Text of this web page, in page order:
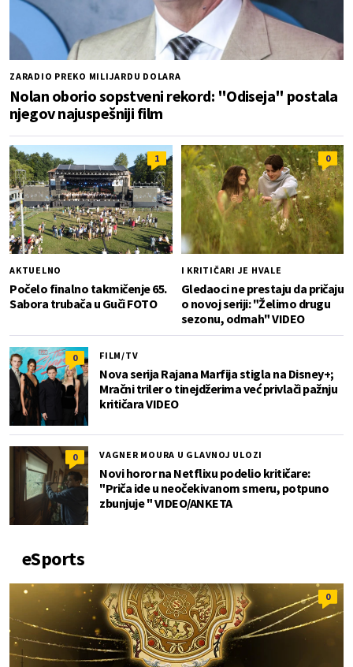
ZARADIO PREKO MILIJARDU DOLARA
Nolan oborio sopstveni rekord: "Odiseja" postala
njegov najuspešniji film
1
AKTUELNO
Počelo finalno takmičenje 65.
Sabora trubača u Guči FOTO
0
I KRITIČARI JE HVALE
Gledaoci ne prestaju da pričaju
o novoj seriji: "Želimo drugu
sezonu, odmah" VIDEO
0 FILM/TV
Nova serija Rajana Marfija stigla na Disney+;
Mračni triler o tinejdžerima već privlači pažnju
kritičara VIDEO
0 VAGNER MOURA U GLAVNOJ ULOZI
Novi horor na Netflixu podelio kritičare:
"Priča ide u neočekivanom smeru, potpuno
zbunjuje " VIDEO/ANKETA
eSports
0